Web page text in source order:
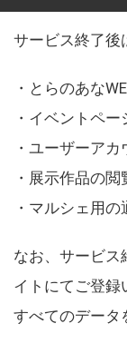
サービス終了後
・とらのあな
・イベントペ
・ユーザーア
・展示作品の
・マルシェ用
なお、サービス
イトにてご登録
すべてのデータ